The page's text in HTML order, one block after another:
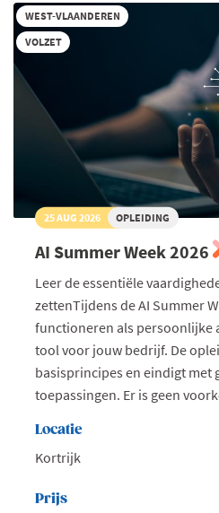
WEST-VLAANDEREN
VOLZET
25 AUG 2026 OPLEIDING
AI Summer Week 2026
Leer de essentiële
zettenTijdens de AI Summer
functioneren als persoonlijke
tool voor jouw bedrijf. De
basisprincipes en eindigt met
toepassingen. Er is geen
Locatie
Kortrijk
Prijs